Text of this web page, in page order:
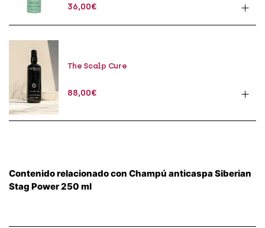
36,00€
The Scalp Cure
88,00€
Contenido relacionado con Champú anticaspa Siberian
Stag Power 250 ml